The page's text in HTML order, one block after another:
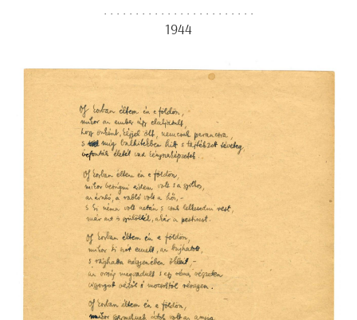
. . . . . . . . . . . . . . . . . . . . . . . .
1944